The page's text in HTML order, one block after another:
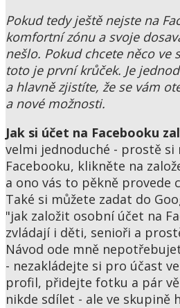
Pokud tedy ještě nejste na
komfortní zónu a svoje
nešlo. Pokud chcete něco ve
toto je první krůček. Je
a hlavně zjistíte, že se vám
a nové možnosti.
Jak si účet na Facebooku
velmi jednoduché - prostě
Facebooku, klikněte na
a ono vás to pěkně provede
Také si můžete zadat do
"jak založit osobní účet na
zvládají i děti, senioři a
Návod ode mně
- nezakládejte si pro účast
profil, přidejte fotku a pár
nikde sdílet - ale ve skupině